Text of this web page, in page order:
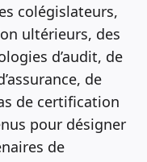
colégislateurs,
ultérieurs, des
d’audit, de
de
de certification
pour désigner
de